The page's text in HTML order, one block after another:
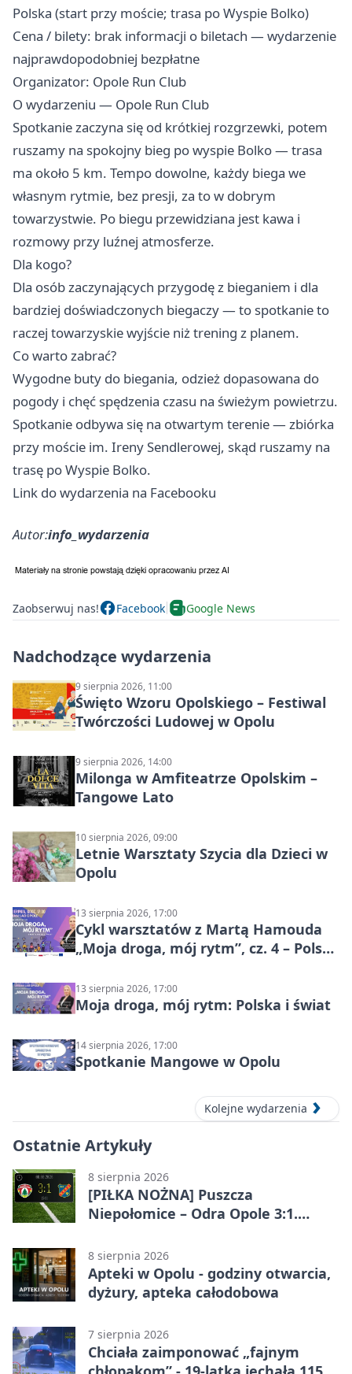
Polska (start przy moście; trasa po Wyspie Bolko)
Cena / bilety: brak informacji o biletach — wydarzenie
najprawdopodobniej bezpłatne
Organizator: Opole Run Club
O wydarzeniu — Opole Run Club
Spotkanie zaczyna się od krótkiej rozgrzewki, potem
ruszamy na spokojny bieg po wyspie Bolko — trasa
ma około 5 km. Tempo dowolne, każdy biega we
własnym rytmie, bez presji, za to w dobrym
towarzystwie. Po biegu przewidziana jest kawa i
rozmowy przy luźnej atmosferze. ‍‍
Dla kogo?
Dla osób zaczynających przygodę z bieganiem i dla
bardziej doświadczonych biegaczy — to spotkanie to
raczej towarzyskie wyjście niż trening z planem.
Co warto zabrać?
Wygodne buty do biegania, odzież dopasowana do
pogody i chęć spędzenia czasu na świeżym powietrzu.
Spotkanie odbywa się na otwartym terenie — zbiórka
przy moście im. Ireny Sendlerowej, skąd ruszamy na
trasę po Wyspie Bolko.
Link do wydarzenia na Facebooku
Autor:info_wydarzenia
Zaobserwuj nas! Facebook Google News
Nadchodzące wydarzenia
9 sierpnia 2026, 11:00
Święto Wzoru Opolskiego – Festiwal
Twórczości Ludowej w Opolu
9 sierpnia 2026, 14:00
Milonga w Amfiteatrze Opolskim –
Tangowe Lato
10 sierpnia 2026, 09:00
Letnie Warsztaty Szycia dla Dzieci w
Opolu
13 sierpnia 2026, 17:00
Cykl warsztatów z Martą Hamouda
„Moja droga, mój rytm”, cz. 4 – Polska
13 sierpnia 2026, 17:00
Moja droga, mój rytm: Polska i świat
14 sierpnia 2026, 17:00
Spotkanie Mangowe w Opolu
Kolejne wydarzenia
Ostatnie Artykuły
8 sierpnia 2026
[PIŁKA NOŻNA] Puszcza
Niepołomice – Odra Opole 3:1.
ligi
8 sierpnia 2026
Apteki w Opolu - godziny otwarcia,
dyżury, apteka całodobowa
7 sierpnia 2026
Chciała zaimponować „fajnym